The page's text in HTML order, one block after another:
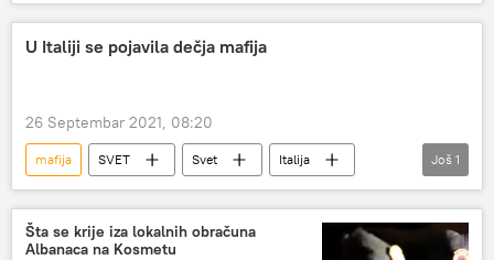
Balkan
Hronika droga
U Italiji se pojavila dečja mafija
26 Septembar 2021, 08:20
mafija SVET Svet
Italija
Društvo
Još 1
Šta se krije iza lokalnih obračuna
Albanaca na Kosmetu